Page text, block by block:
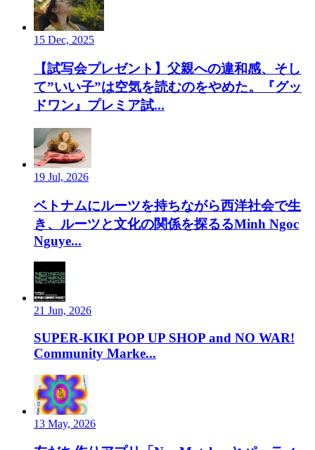
15 Dec, 2025
【試写会プレゼント】父親への違和感、そし
て”いい子”は空気を読むのをやめた。『グッ
ドワン』プレミア試...
19 Jul, 2026
ベトナムにルーツを持ちながら西洋社会で生
き、ルーツと文化の関係を探るるMinh Ngoc
Nguye...
21 Jun, 2026
SUPER-KIKI POP UP SHOP and NO WAR!
Community Marke...
13 May, 2026